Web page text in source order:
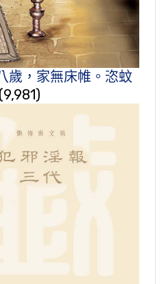
歲，家無床帷。恣蚊
(9,981)